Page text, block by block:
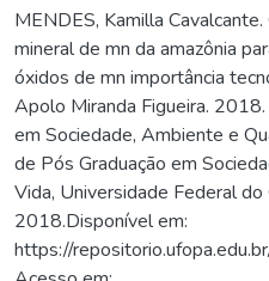
MENDES, Kamilla
mineral de mn da amazônia
óxidos de mn importância
Apolo Miranda Figueira.
em Sociedade, Ambiente e
de Pós Graduação em
Vida, Universidade Federal
2018.Disponível em:
https://